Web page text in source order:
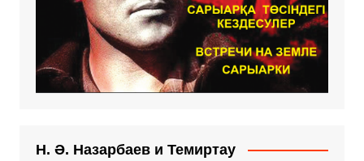
Н. Ә. Назарбаев и Темиртау